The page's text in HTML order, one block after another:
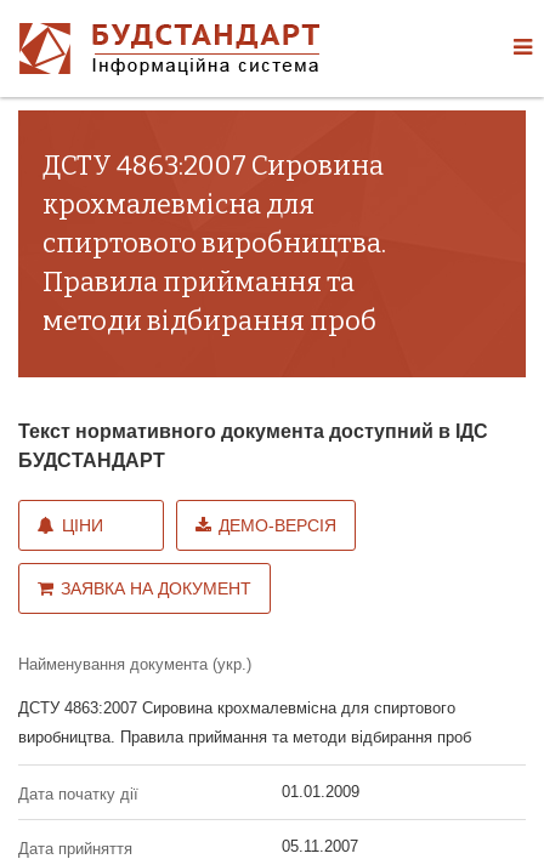
ДСТУ 4863:2007 Сировина
крохмалевмісна для
спиртового виробництва.
Правила приймання та
методи відбирання проб
Текст нормативного документа доступний в ІДС
БУДСТАНДАРТ
ЦІНИ ДЕМО-ВЕРСІЯ
ЗАЯВКА НА ДОКУМЕНТ
Найменування документа (укр.)
ДСТУ 4863:2007 Сировина крохмалевмісна для спиртового
виробництва. Правила приймання та методи відбирання проб
Дата початку дії 01.01.2009
Дата прийняття 05.11.2007